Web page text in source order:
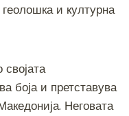
геолошка и културна
боја и претставува
Неговата